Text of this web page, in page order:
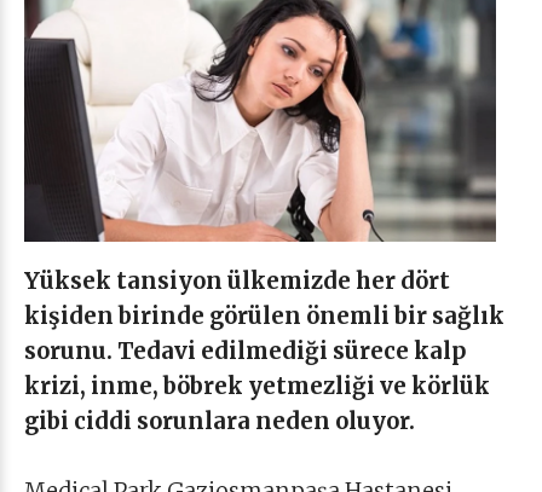
Yüksek tansiyon ülkemizde her dört
kişiden birinde görülen önemli bir sağlık
sorunu. Tedavi edilmediği sürece kalp
krizi, inme, böbrek yetmezliği ve körlük
gibi ciddi sorunlara neden oluyor.